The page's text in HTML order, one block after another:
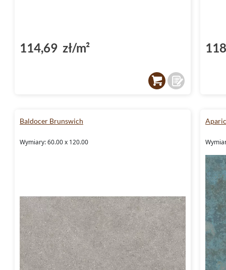
114,69 zł/m²
Baldocer Brunswich
Wymiary: 60.00 x 120.00